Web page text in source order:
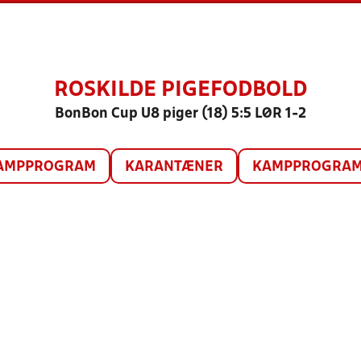
ROSKILDE PIGEFODBOLD
BonBon Cup U8 piger (18) 5:5 LØR 1-2
KARANTÆNER